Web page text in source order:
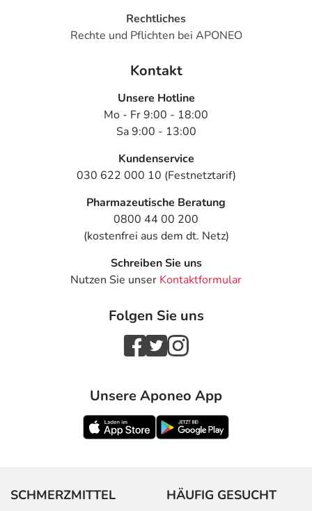
Rechtliches
Rechte und Pflichten bei APONEO
Kontakt
Unsere Hotline
Mo - Fr 9:00 - 18:00
Sa 9:00 - 13:00
Kundenservice
030 622 000 10 (Festnetztarif)
Pharmazeutische Beratung
0800 44 00 200
(kostenfrei aus dem dt. Netz)
Schreiben Sie uns
Nutzen Sie unser Kontaktformular
Folgen Sie uns
Unsere Aponeo App
SCHMERZMITTEL HÄUFIG GESUCHT